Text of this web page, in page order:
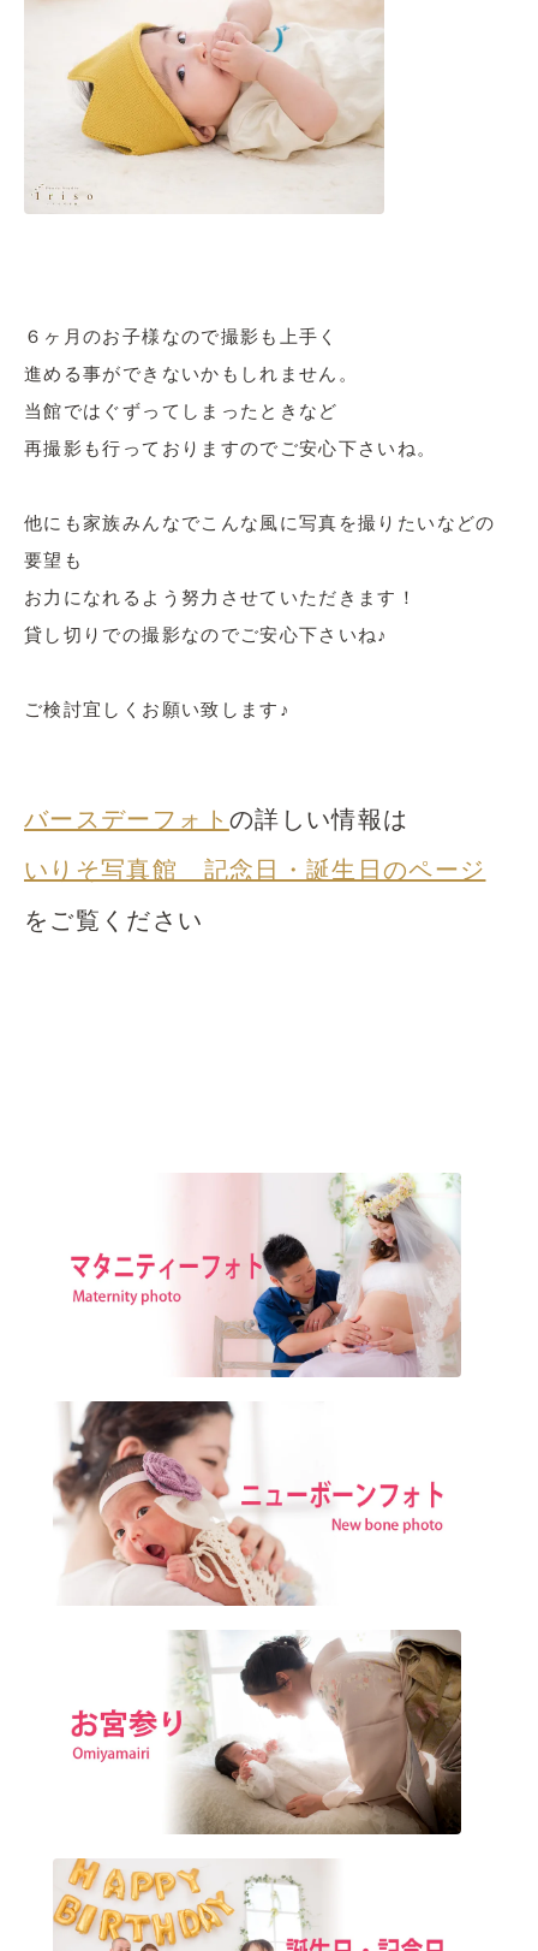
６ヶ月のお子様なので撮影も上手く
進める事ができないかもしれません。
当館ではぐずってしまったときなど
再撮影も行っておりますのでご安心下さいね。
他にも家族みんなでこんな風に写真を撮りたいなどの
要望も
お力になれるよう努力させていただきます！
貸し切りでの撮影なのでご安心下さいね♪
ご検討宜しくお願い致します♪
バースデーフォト の詳しい情報は
いりそ写真館 記念日・誕生日のページ
をご覧ください